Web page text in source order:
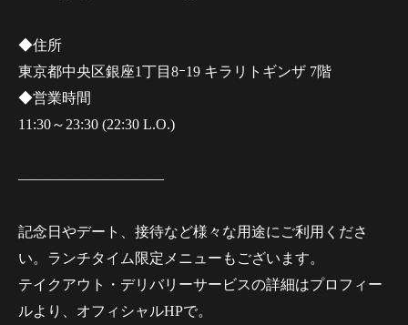
◆住所
東京都中央区銀座1丁目8ｰ19 キラリトギンザ 7階
◆営業時間
11:30～23:30 (22:30 L.O.)
——————————
記念日やデート、接待など様々な用途にご利用くださ
い。ランチタイム限定メニューもございます。
テイクアウト・デリバリーサービスの詳細はプロフィー
ルより、オフィシャルHPで。